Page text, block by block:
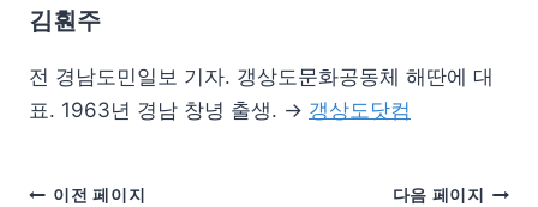
김훤주
전 경남도민일보 기자. 갱상도문화공동체 해딴에 대
표. 1963년 경남 창녕 출생. → 갱상도닷컴
이전 페이지 다음 페이지